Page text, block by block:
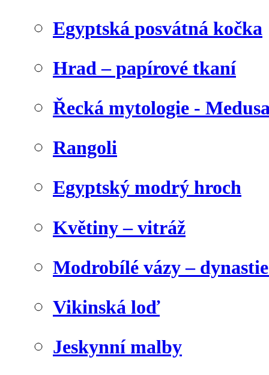
Egyptská posvátná kočka
Hrad – papírové tkaní
Řecká mytologie -
Rangoli
Egyptský modrý hroch
Květiny – vitráž
Modrobílé vázy –
Vikinská loď
Jeskynní malby